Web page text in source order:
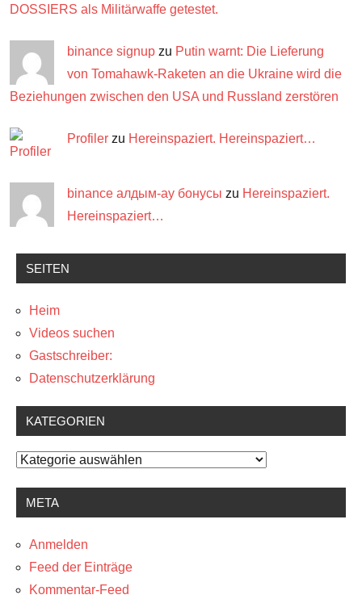
DOSSIERS als Militärwaffe getestet.
binance signup zu Putin warnt: Die Lieferung
von Tomahawk-Raketen an die Ukraine wird die
Beziehungen zwischen den USA und Russland zerstören
Profiler zu Hereinspaziert. Hereinspaziert…
binance алдым-ау бонусы zu Hereinspaziert.
Hereinspaziert…
SEITEN
Heim
Videos suchen
Gastschreiber:
Datenschutzerklärung
KATEGORIEN
Kategorien
META
Anmelden
Feed der Einträge
Kommentar-Feed